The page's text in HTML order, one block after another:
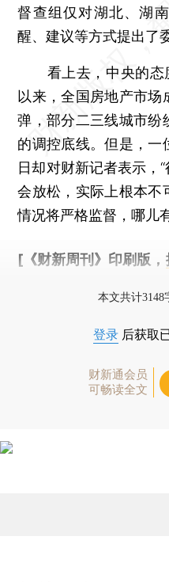
督查组仅对湖北、湖
醒、建议等方式提出了
看上去，中央的态
以来，全国房地产市场
弹，部分二三线城市纷
的调控底线。但是，一
日却对财新记者表示，
会放松，实际上根本不
情况将严格监督，哪儿
[《财新周刊》印刷版，
本文共计3148
登录 后获取
财新通会员
可畅读全文